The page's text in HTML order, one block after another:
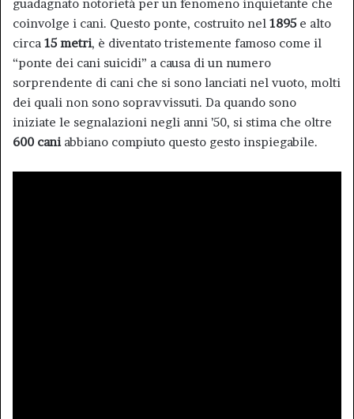
guadagnato notorietà per un fenomeno inquietante che
coinvolge i cani. Questo ponte, costruito nel 1895 e alto
circa 15 metri, è diventato tristemente famoso come il
“ponte dei cani suicidi” a causa di un numero
sorprendente di cani che si sono lanciati nel vuoto, molti
dei quali non sono sopravvissuti. Da quando sono
iniziate le segnalazioni negli anni ’50, si stima che oltre
600 cani abbiano compiuto questo gesto inspiegabile.